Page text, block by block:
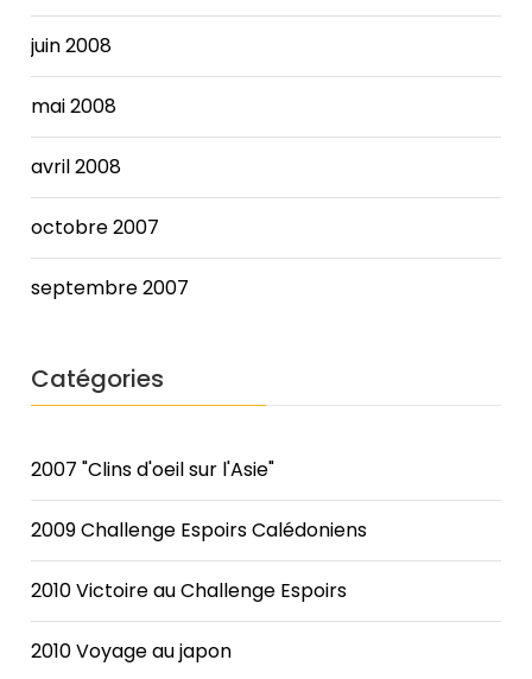
juin 2008
mai 2008
avril 2008
octobre 2007
septembre 2007
Catégories
2007 "Clins d'oeil sur l'Asie"
2009 Challenge Espoirs Calédoniens
2010 Victoire au Challenge Espoirs
2010 Voyage au japon